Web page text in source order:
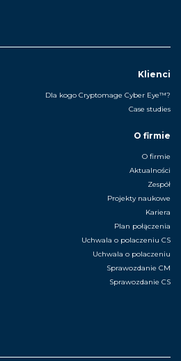
Klienci
Dla kogo Cryptomage Cyber Eye™?
Case studies
O firmie
O firmie
Aktualności
Zespół
Projekty naukowe
Kariera
Plan połączenia
Uchwala o polaczeniu CS
Uchwala o polaczeniu
Sprawozdanie CM
Sprawozdanie CS